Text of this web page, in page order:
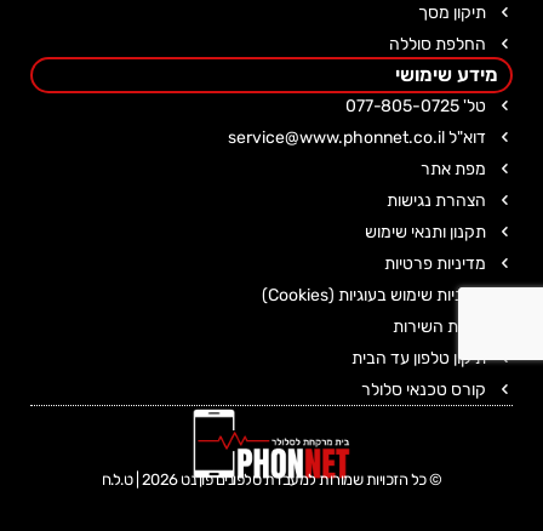
תיקון מסך
החלפת סוללה
מידע שימושי
טל' 077-805-0725
דוא"ל service@www.phonnet.co.il
מפת אתר
הצהרת נגישות
תקנון ותנאי שימוש
מדיניות פרטיות
מדיניות שימוש בעוגיות (Cookies)
אמנת השירות
תיקון טלפון עד הבית
קורס טכנאי סלולר
© כל הזכויות שמורות למעבדת טלפונים פון נט 2026 | ט.ל.ח